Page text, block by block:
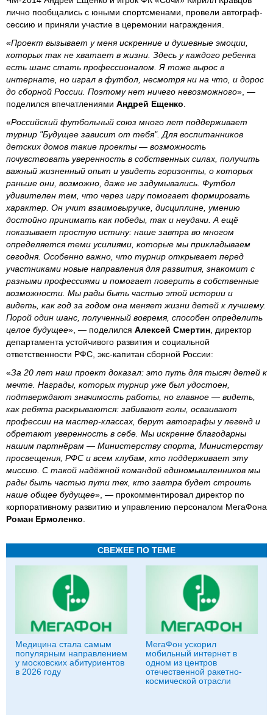
лично пообщались с юными спортсменами, провели автограф-
сессию и приняли участие в церемонии награждения.
«Проект вызывает у меня искренние и душевные эмоции,
которых так не хватает в жизни. Здесь у каждого ребенка
есть шанс стать профессионалом. Я тоже вырос в
интернате, но играл в футбол, несмотря ни на что, и дорос
до сборной России. Поэтому нет ничего невозможного», —
поделился впечатлениями Андрей Ещенко
«Российский футбольный союз много лет поддерживает
турнир "Будущее зависит от тебя". Для воспитанников
детских домов такие проекты — возможность
почувствовать уверенность в собственных силах, получить
важный жизненный опыт и увидеть горизонты, о которых
раньше они, возможно, даже не задумывались. Футбол
удивителен тем, что через игру помогает формировать
характер. Он учит взаимовыручке, дисциплине, умению
достойно принимать как победы, так и неудачи. А ещё
показывает простую истину: наше завтра во многом
определяется теми усилиями, которые мы прикладываем
сегодня. Особенно важно, что турнир открывает перед
участниками новые направления для развития, знакомит с
разными профессиями и помогает поверить в собственные
возможности. Мы рады быть частью этой истории и
видеть, как год за годом она меняет жизни детей к лучшему.
Порой один шанс, полученный вовремя, способен определить
целое будущее», — поделился Алексей Смертин , директор
департамента устойчивого развития и социальной
ответственности РФС, экс-капитан сборной России:
«За 20 лет наш проект доказал: это путь для тысяч детей к
мечте. Награды, которых турнир уже был удостоен,
подтверждают значимость работы, но главное — видеть,
как ребята раскрываются: забивают голы, осваивают
профессии на мастер‑классах, берут автографы у легенд и
обретают уверенность в себе. Мы искренне благодарны
нашим партнёрам — Министерству спорта, Министерству
просвещения, РФС и всем клубам, кто поддерживает эту
миссию. С такой надёжной командой единомышленников мы
рады быть частью пути тех, кто завтра будет строить
наше общее будущее», — прокомментировал директор по
корпоративному развитию и управлению персоналом МегаФона
Роман Ермоленко
СВЕЖЕЕ ПО ТЕМЕ
Медицина стала самым
популярным направлением
у московских абитуриентов
в 2026 году
МегаФон ускорил
мобильный интернет в
одном из центров
отечественной ракетно-
космической отрасли